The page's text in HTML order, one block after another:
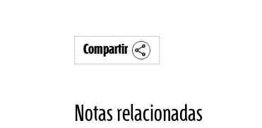
Compartir
Notas relacionadas